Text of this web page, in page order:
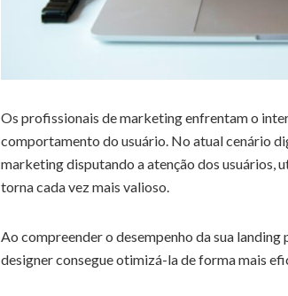
Os profissionais de marketing enfrentam o
comportamento do usuário. No atual cenário
marketing disputando a atenção dos usuários,
torna cada vez mais valioso.
Ao compreender o desempenho da sua
designer consegue otimizá-la de forma mais